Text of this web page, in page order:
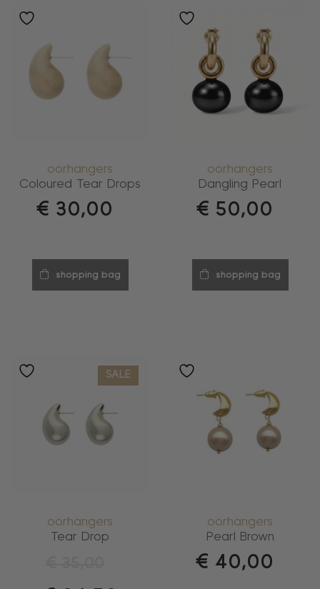
oorhangers
Coloured Tear Drops
€ 30,00
shopping bag
oorhangers
Dangling Pearl
€ 50,00
shopping bag
SALE
oorhangers
Tear Drop
oorhangers
Pearl Brown
€ 40,00